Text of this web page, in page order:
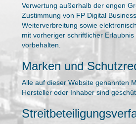
Verwertung außerhalb der engen
Zustimmung von FP Digital
Weiterverbreitung sowie
mit vorheriger schriftlicher
vorbehalten.
Marken und
Alle auf dieser Website genannten
Hersteller oder Inhaber sind